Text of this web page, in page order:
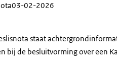
03-02-2026
staat
bij de besluitvorming over een